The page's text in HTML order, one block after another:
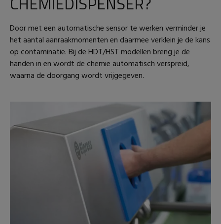
Door met een automatische sensor te werken verminder je
het aantal aanraakmomenten en daarmee verklein je de kans
op contaminatie. Bij de HDT/HST modellen breng je de
handen in en wordt de chemie automatisch verspreid,
waarna de doorgang wordt vrijgegeven.